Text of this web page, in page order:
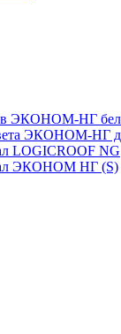
ЭКОНОМ-НГ
ЭКОНОМ-НГ
LOGICROOF NG
ЭКОНОМ НГ (S)